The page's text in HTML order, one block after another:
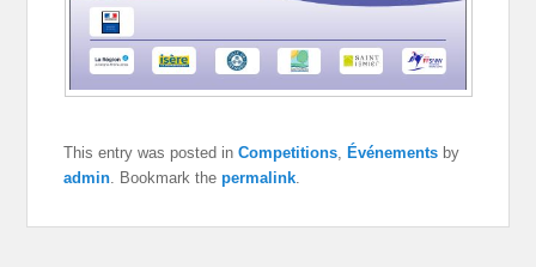
This entry was posted inCompetitions ,Événements by
admin . Bookmark thepermalink